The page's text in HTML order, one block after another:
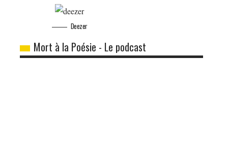
Deezer
Mort à la Poésie - Le podcast